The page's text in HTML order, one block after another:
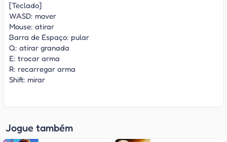
[Teclado]
WASD: mover
Mouse: atirar
Barra de Espaço: pular
Q: atirar granada
E: trocar arma
R: recarregar arma
Shift: mirar
Jogue também